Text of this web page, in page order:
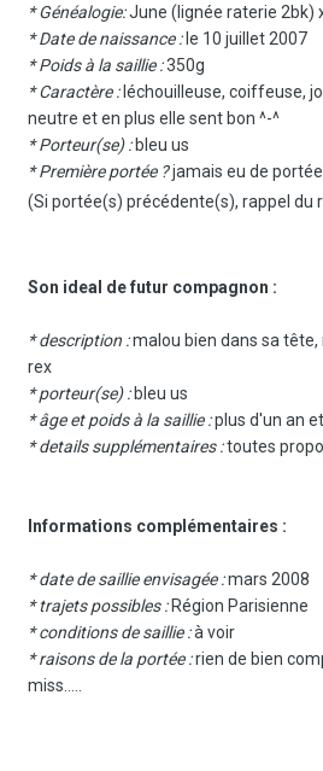
* Généalogie:June (lignée raterie 2bk)
* Date de naissance :le 10 juillet 2007
* Poids à la saillie :350g
* Caractère :léchouilleuse, coiffeuse,
neutre et en plus elle sent bon ^-^
* Porteur(se) :bleu us
* Première portée ?jamais eu de portée
(Si portée(s) précédente(s), rappel du
Son ideal de futur compagnon :
* description :malou bien dans sa tête,
rex
* porteur(se) :bleu us
* âge et poids à la saillie :plus d'un an
* details supplémentaires :toutes
Informations complémentaires :
* date de saillie envisagée :mars 2008
* trajets possibles :Région Parisienne
* conditions de saillie :à voir
* raisons de la portée :rien de bien
miss.....